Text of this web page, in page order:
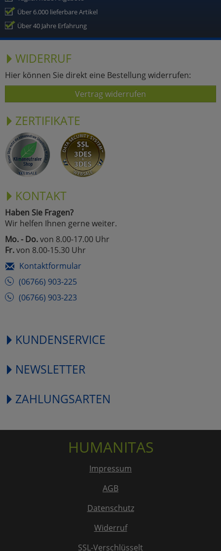
Über 6.000 lieferbare Artikel
Über 40 Jahre Erfahrung
WIDERRUF
Hier können Sie direkt eine Bestellung widerrufen:
Vertrag widerrufen
ZERTIFIKATE
KONTAKT
Haben Sie Fragen?
Wir helfen Ihnen gerne weiter.
Mo. - Do.von 8.00-17.00 Uhr
Fr.von 8.00-15.30 Uhr
Kontaktformular
(06766) 903-225
(06766) 903-223
KUNDENSERVICE
NEWSLETTER
ZAHLUNGSARTEN
HUMANITAS
Impressum
AGB
Datenschutz
Widerruf
SSL-Verschlüsselt